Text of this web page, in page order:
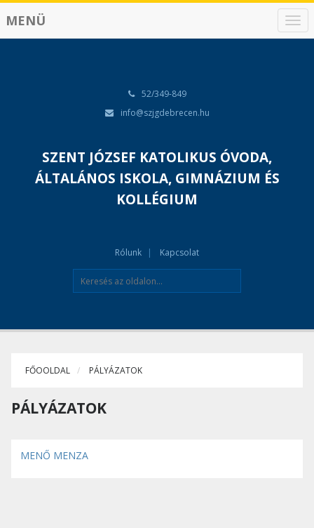
N
a
MENÜ
52/349-849
info@szjgdebrecen.hu
SZENT JÓZSEF KATOLIKUS ÓVODA,
ÁLTALÁNOS ISKOLA, GIMNÁZIUM ÉS
KOLLÉGIUM
Rólunk Kapcsolat
FŐOOLDAL PÁLYÁZATOK
PÁLYÁZATOK
MENŐ MENZA